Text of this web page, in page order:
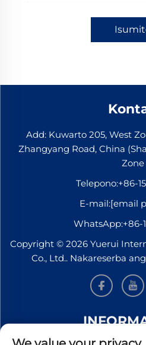
Add: Kuwarto 205, West
Zhangyang Road, China
Zone
Telepono:+86-
E-mail:[email
WhatsApp:+86-
Copyright © 2026 Yuerui
Co., Ltd.. Nakareserba